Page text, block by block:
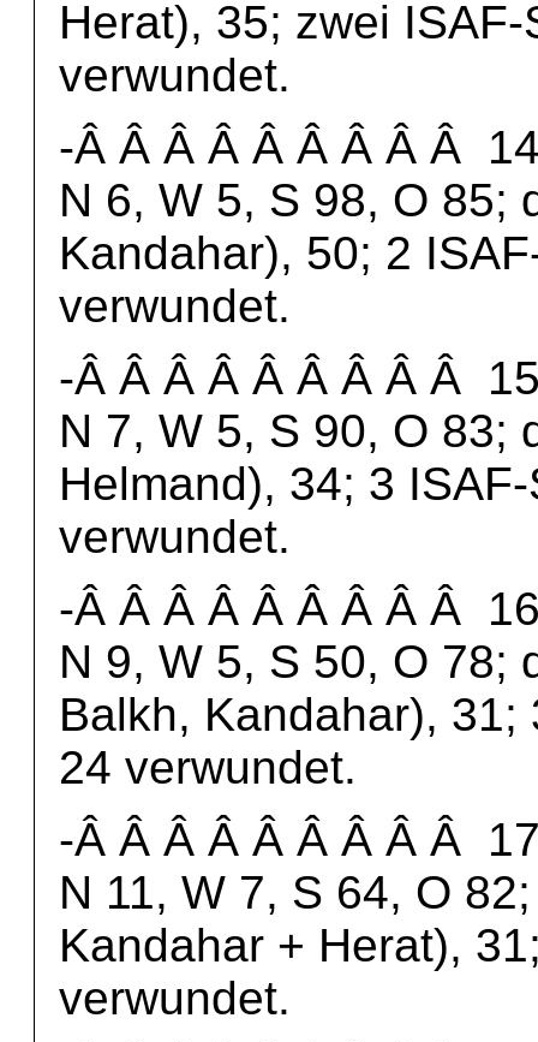
Herat), 35; zwei
verwundet.
-Â Â Â Â Â Â Â Â Â
N 6, W 5, S 98, O 85;
Kandahar), 50; 2
verwundet.
-Â Â Â Â Â Â Â Â Â
N 7, W 5, S 90, O 83;
Helmand), 34; 3
verwundet.
-Â Â Â Â Â Â Â Â Â
N 9, W 5, S 50, O 78;
Balkh, Kandahar),
24 verwundet.
-Â Â Â Â Â Â Â Â Â
N 11, W 7, S 64, O
Kandahar + Herat),
verwundet.